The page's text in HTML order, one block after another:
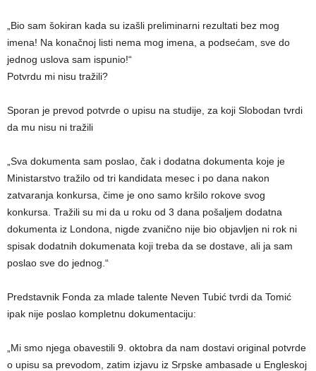
„Bio sam šokiran kada su izašli preliminarni rezultati bez mog
imena! Na konačnoj listi nema mog imena, a podsećam, sve do
jednog uslova sam ispunio!“
Potvrdu mi nisu tražili?
Sporan je prevod potvrde o upisu na studije, za koji Slobodan tvrdi
da mu nisu ni tražili
„Sva dokumenta sam poslao, čak i dodatna dokumenta koje je
Ministarstvo tražilo od tri kandidata mesec i po dana nakon
zatvaranja konkursa, čime je ono samo kršilo rokove svog
konkursa. Tražili su mi da u roku od 3 dana pošaljem dodatna
dokumenta iz Londona, nigde zvanično nije bio objavljen ni rok ni
spisak dodatnih dokumenata koji treba da se dostave, ali ja sam
poslao sve do jednog.“
Predstavnik Fonda za mlade talente Neven Tubić tvrdi da Tomić
ipak nije poslao kompletnu dokumentaciju:
„Mi smo njega obavestili 9. oktobra da nam dostavi original potvrde
o upisu sa prevodom, zatim izjavu iz Srpske ambasade u Engleskoj